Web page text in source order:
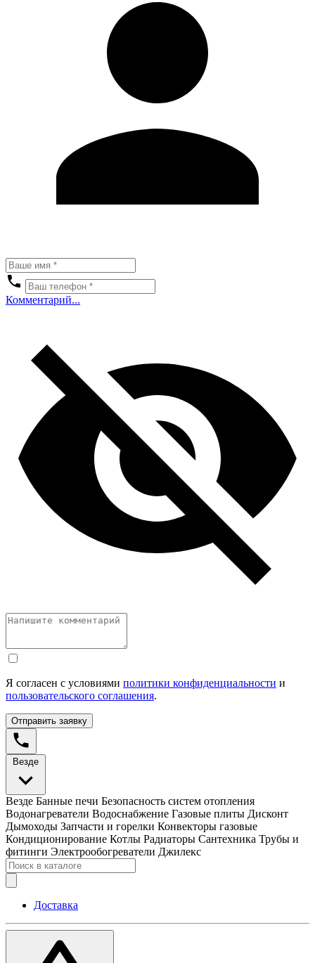
Комментарий...
Я согласен с условиями политики конфиденциальности и
пользовательского соглашения.
Отправить заявку
Везде
Везде Банные печи Безопасность систем отопления
Водонагреватели Водоснабжение Газовые плиты Дисконт
Дымоходы Запчасти и горелки Конвекторы газовые
Кондиционирование Котлы Радиаторы Сантехника Трубы и
фитинги Электрообогреватели Джилекс
Доставка